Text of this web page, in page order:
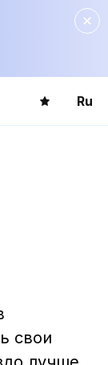
Ru
свои